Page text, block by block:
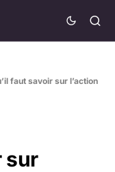
faut savoir sur l’action
sur